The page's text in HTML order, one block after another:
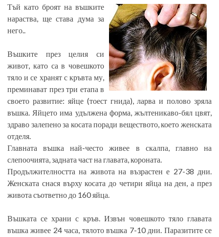
Тъй като броят на въшките
нараства, ще става дума за
него..
Въшките през целия си
живот, като са в човешкото
тяло и се хранят с кръвта му,
преминават през три етапа в
своето развитие: яйце (тоест гнида), ларва и полово зряла
въшка. Яйцето има удължена форма, жълтеникаво-бял цвят,
здраво залепено за косата поради веществото, което женската
отделя.
Главната въшка най-често живее в скалпа, главно на
слепоочията, задната част на главата, короната.
Продължителността на живота на възрастен е 27-38 дни.
Женската снася върху косата до четири яйца на ден, а през
живота съответно до 160 яйца.
Въшката се храни с кръв. Извън човешкото тяло главата
въшка живее 24 часа, тялото въшка 7-10 дни. Паразитите се